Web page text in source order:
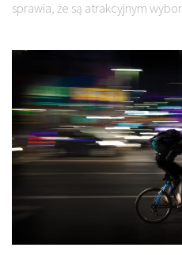
sprawia, że są atrakcyjnym